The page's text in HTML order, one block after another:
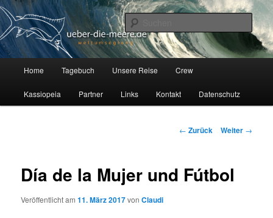
Zum
Inhalt
wechseln
Über die Meere
Auf unserer Segelyacht Kassiopeia, einer Hallberg Rasmus 35, erkunden
wir seit Juli 2012 die Welt.
Home Tagebuch Unsere Reise Crew
Kassiopeia Partner Links Kontakt Datenschutz
B← Zurück Weiter →
Día de la Mujer und Fútbol
Veröffentlicht am11. März 2017vonClaudi